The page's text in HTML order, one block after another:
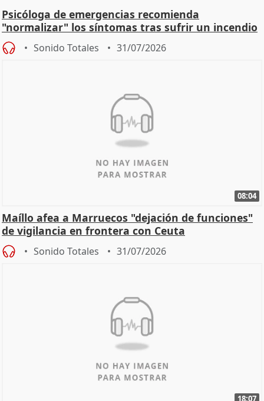
Psicóloga de emergencias recomienda
"normalizar" los síntomas tras sufrir un incendio
Sonido Totales 31/07/2026
08:04
Maíllo afea a Marruecos "dejación de funciones"
de vigilancia en frontera con Ceuta
Sonido Totales 31/07/2026
18:07